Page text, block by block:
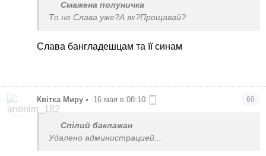
Смажена полуничка
То не Слава уже?А як?Прощавай?
Слава бангладешцам та її синам
Квітка Миру • 16 мая в 08:10 60
Спілий баклажан
Удалено администрацией...